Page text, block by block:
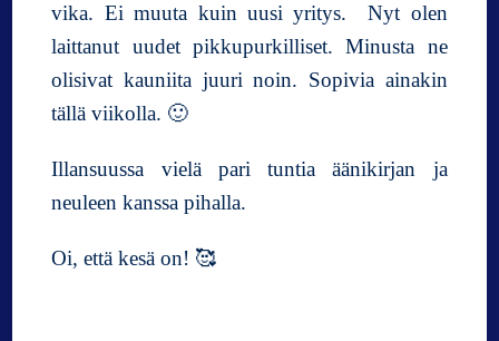
vika. Ei muuta kuin uusi yritys. Nyt olen
laittanut uudet pikkupurkilliset. Minusta ne
olisivat kauniita juuri noin. Sopivia ainakin
tällä viikolla. 🙂
Illansuussa vielä pari tuntia äänikirjan ja
neuleen kanssa pihalla.
Oi, että kesä on! 🥰